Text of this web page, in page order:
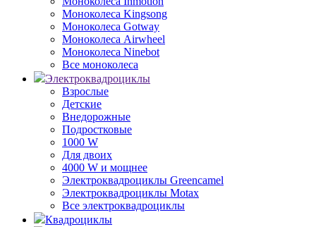
Моноколеса Kingsong
Моноколеса Gotway
Моноколеса Airwheel
Моноколеса Ninebot
Все моноколеса
Электроквадроциклы
Взрослые
Детские
Внедорожные
Подростковые
1000 W
Для двоих
4000 W и мощнее
Электроквадроциклы Greencamel
Электроквадроциклы Motax
Все электроквадроциклы
Квадроциклы